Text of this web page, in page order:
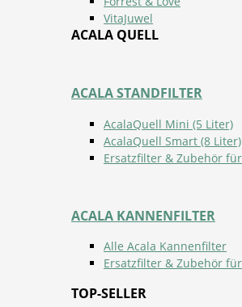
VitaJuwel
ACALA QUELL
ACALA STANDFILTER
AcalaQuell Mini (5 Liter)
AcalaQuell Smart (8 Liter)
Ersatzfilter & Zubehör
ACALA KANNENFILTER
Alle Acala Kannenfilter
Ersatzfilter & Zubehör
TOP-SELLER